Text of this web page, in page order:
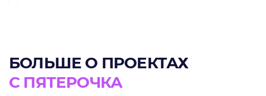
БОЛЬШЕ О ПРОЕКТАХ
С ПЯТЕРОЧКА